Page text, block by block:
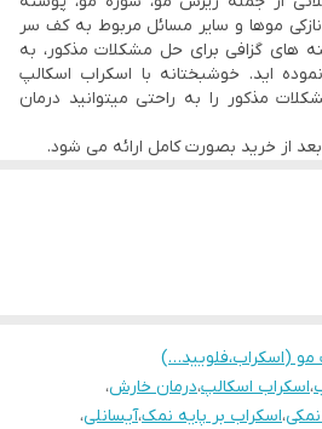
موها و سایر مسائل مربوط به کف سر
های گزافی برای حل مشکلات مذکور، به
اید. خوشبختانه با اسکراب اسکالپ
مذکور را به راحتی میتوانید درمان
از خرید بصورت کامل ارائه می شود.
مو (اسکراب،فلویید…)
،اسکراب اسکالپ،درمان خارش،
،اسکراب بر پایه نمک،آیسانلی،